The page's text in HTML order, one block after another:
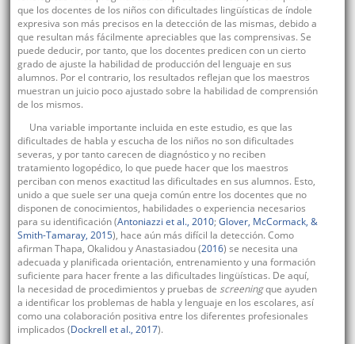
que los docentes de los niños con dificultades lingüísticas de índole
expresiva son más precisos en la detección de las mismas, debido a
que resultan más fácilmente apreciables que las comprensivas. Se
puede deducir, por tanto, que los docentes predicen con un cierto
grado de ajuste la habilidad de producción del lenguaje en sus
alumnos. Por el contrario, los resultados reflejan que los maestros
muestran un juicio poco ajustado sobre la habilidad de comprensión
de los mismos.
Una variable importante incluida en este estudio, es que las
dificultades de habla y escucha de los niños no son dificultades
severas, y por tanto carecen de diagnóstico y no reciben
tratamiento logopédico, lo que puede hacer que los maestros
perciban con menos exactitud las dificultades en sus alumnos. Esto,
unido a que suele ser una queja común entre los docentes que no
disponen de conocimientos, habilidades o experiencia necesarios
para su identificación (Antoniazzi et al., 2010; Glover, McCormack, &
Smith-Tamaray, 2015), hace aún más difícil la detección. Como
afirman Thapa, Okalidou y Anastasiadou (2016) se necesita una
adecuada y planificada orientación, entrenamiento y una formación
suficiente para hacer frente a las dificultades lingüísticas. De aquí,
la necesidad de procedimientos y pruebas de screeningque ayuden
a identificar los problemas de habla y lenguaje en los escolares, así
como una colaboración positiva entre los diferentes profesionales
implicados (Dockrell et al., 2017).